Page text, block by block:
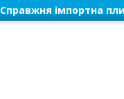
Справжня імпортна